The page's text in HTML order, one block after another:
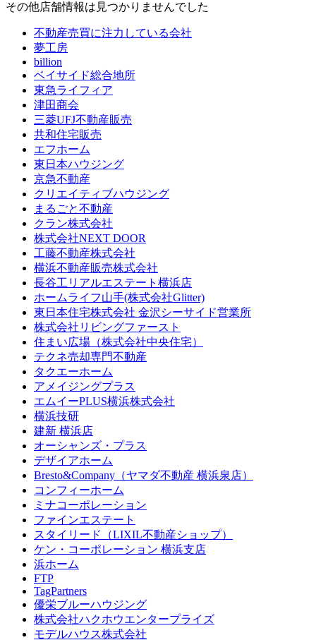
その他店舗情報は見つかりませんでした
不動産売買に注力している会社
夢工房
billion
ベイサイド総合地所
東急ライフィア
津田商会
三菱UFJ不動産販売
共和住宅販売
エフホーム
東日本ハウジング
京急不動産
クリエイティブハウジング
まるごと不動産
クラン株式会社
株式会社NEXT DOOR
工藤不動産株式会社
横浜不動産販売株式会社
長谷工リアルエステート横浜店
ホームライフ山手(株式会社Glitter)
東日本住宅株式会社 金沢シーサイド営業所
株式会社リビングファースト
住まい広場（株式会社中央住宅）
テクネ売却専門不動産
タクエーホーム
アメイジングプラス
エムイーPLUS横浜株式会社
横浜技研
建新 横浜店
オーシャンズ・プラス
デザイアホーム
Bresto&Company（ヤマダ不動産 横浜泉店）
コンフィーホーム
ミナコーポレーション
ファインエステート
スタイリード（LIXIL不動産ショップ）
ケン・コーポレーション 横浜支店
浜ホーム
FTP
TagPartners
優栄ブルーハウジング
株式会社ハクホウエンタープライズ
モデルハウス株式会社